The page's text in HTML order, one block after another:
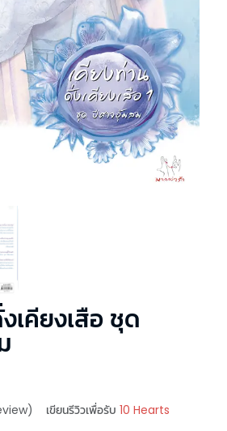
เคียงเสือ ชุด
เขียนรีวิวเพื่อรับ 10 Hearts